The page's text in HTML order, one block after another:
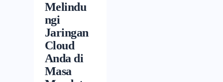
Melindu
ngi
Jaringan
Cloud
Anda di
Masa